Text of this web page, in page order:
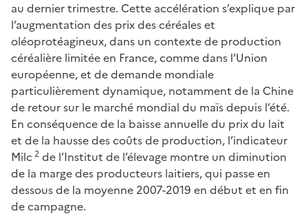
au dernier trimestre. Cette accélération s’explique par
l’augmentation des prix des céréales et
oléoprotéagineux, dans un contexte de production
céréalière limitée en France, comme dans l’Union
européenne, et de demande mondiale
particulièrement dynamique, notamment de la Chine
de retour sur le marché mondial du maïs depuis l’été.
En conséquence de la baisse annuelle du prix du lait
et de la hausse des coûts de production, l’indicateur
Milc2 de l’Institut de l’élevage montre un diminution
de la marge des producteurs laitiers, qui passe en
dessous de la moyenne 2007-2019 en début et en fin
de campagne.